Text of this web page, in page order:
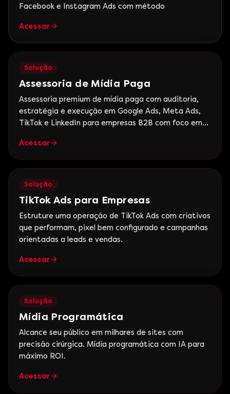
Facebook e Instagram Ads com método
Acessar
Solução
Assessoria de Mídia Paga
Assessoria premium de mídia paga com auditoria,
estratégia e execução em Google Ads, Meta Ads,
TikTok e LinkedIn para empresas B2B com foco em
Acessar
Solução
TikTok Ads para Empresas
Estruture uma operação de TikTok Ads com criativos
que performam, pixel bem configurado e campanhas
orientadas a leads e vendas.
Acessar
Solução
Mídia Programática
Alcance seu público em milhares de sites com
precisão cirúrgica. Mídia programática com IA para
máximo ROI.
Acessar